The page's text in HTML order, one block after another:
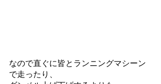
なので直ぐに皆とランニングマシーン
で走ったり、